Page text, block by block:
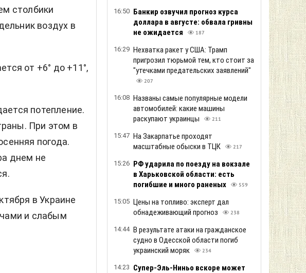
столбики
воздух в
от +6° до +11°,
потепление.
При этом в
погода.
днем не
в Украине
и слабым
16:50 Банкир озвучил прогноз курса
доллара в августе: обвала гривны
не ожидается
187
16:29 Нехватка ракет у США: Трамп
пригрозил тюрьмой тем, кто стоит за
"утечками предательских заявлений"
207
16:08 Названы самые популярные модели
автомобилей: какие машины
раскупают украинцы
211
15:47 На Закарпатье проходят
масштабные обыски в ТЦК
217
15:26 РФ ударила по поезду на вокзале
в Харьковской области: есть
погибшие и много раненых
559
15:05 Цены на топливо: эксперт дал
обнадеживающий прогноз
238
14:44 В результате атаки на гражданское
судно в Одесской области погиб
украинский моряк
234
14:23 Супер-Эль-Ниньо вскоре может